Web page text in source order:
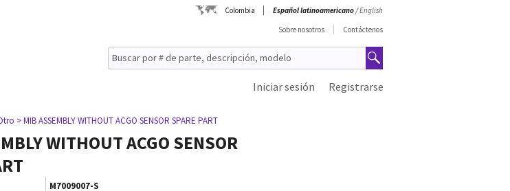
Colombia Español latinoamericano/English
Sobre nosotros
Contáctenos
Registrarse
Iniciar sesión
> MIB ASSEMBLY WITHOUT ACGO SENSOR SPARE PART
WITHOUT ACGO SENSOR
M7009007-S